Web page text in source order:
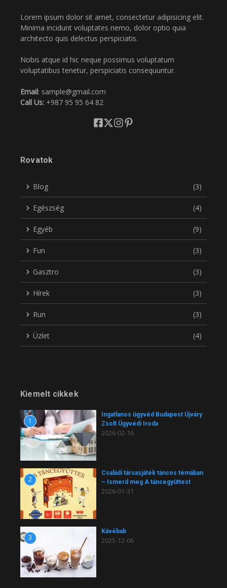
Lorem ipsum dolor sit amet, consectetur adipisicing elit.
Minima incidunt voluptates nemo, dolor optio quia
architecto quis delectus perspiciatis.
Nobis atque id hic neque possimus voluptatum
voluptatibus tenetur, perspiciatis consequuntur.
Email: sample@gmail.com
Call Us: +987 95 95 64 82
Rovatok
Blog (3)
Egészség (4)
Egyéb (9)
Fun (3)
Gasztro (3)
Hírek (3)
Run (3)
Üzlet (4)
Kiemelt cikkek
1
Ingatlanos ügyvéd Budapest Újváry
Zsolt Ügyvédi Iroda
2026-02-16
2
Családi társasjáték táncos témában
– Ismerd meg A táncegyüttest
2026-01-31
3
Kávébab
2025-12-06